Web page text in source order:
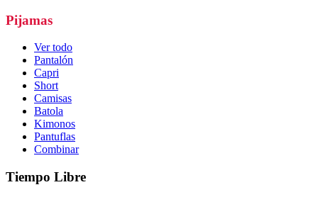
Pijamas
Ver todo
Pantalón
Capri
Short
Camisas
Batola
Kimonos
Pantuflas
Combinar
Tiempo Libre